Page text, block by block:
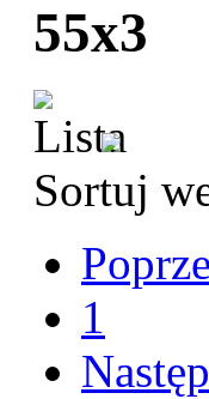
55x3
Sortuj
1